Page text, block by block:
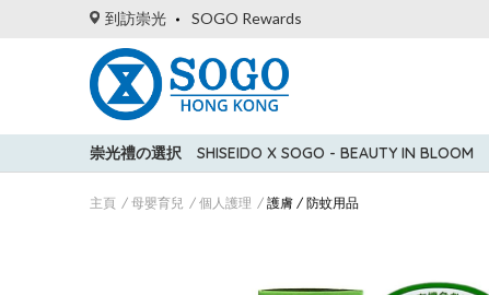
到訪崇光 SOGO Rewards
崇光禮の選択 SHISEIDO X SOGO - BEAUTY IN BLOOM
主頁 母嬰育兒 個人護理 護膚 / 防蚊用品